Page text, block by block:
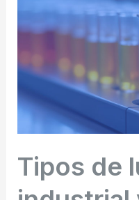
Tipos de
y
aplicarla
forma
eficiente